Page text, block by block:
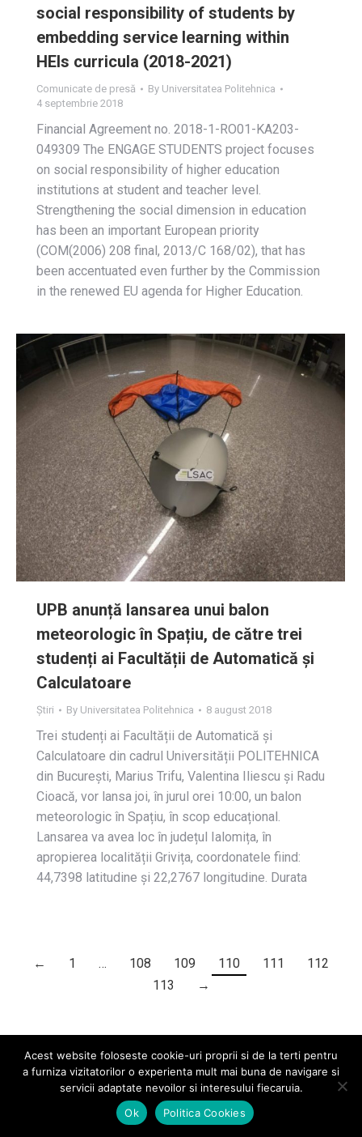
social responsibility of students by
embedding service learning within
HEIs curricula (2018-2021)
Comunicate de presă By Universitatea Politehnica
4 septembrie 2018
Financial Agreement no. 2018-1-RO01-KA203-
049309 The ENGAGE STUDENTS project focuses
on social responsibility of higher education
institutions at student and teacher level.
Strengthening the social dimension in education
has been an important European priority
(COM(2006) 208 final, 2013/C 168/02), that has
been accentuated even further by the Commission
in the renewed EU agenda for Higher Education.
UPB anunță lansarea unui balon
meteorologic în Spațiu, de către trei
studenți ai Facultății de Automatică și
Calculatoare
Știri By Universitatea Politehnica 8 august 2018
Trei studenți ai Facultății de Automatică și
Calculatoare din cadrul Universității POLITEHNICA
din București, Marius Trifu, Valentina Iliescu și Radu
Cioacă, vor lansa joi, în jurul orei 10:00, un balon
meteorologic în Spațiu, în scop educațional.
Lansarea va avea loc în județul Ialomița, în
apropierea localității Grivița, coordonatele fiind:
44,7398 latitudine și 22,2767 longitudine. Durata
← 1 … 108 109 110 111
112
113
→
2026 © Universitatea POLITEHNICA București
Universitate
Acest website foloseste cookie-uri proprii si de la terti pentru
a furniza vizitatorilor o experienta mult mai buna de navigare si
servicii adaptate nevoilor si interesului fiecaruia.
Ok
Politica Cookies